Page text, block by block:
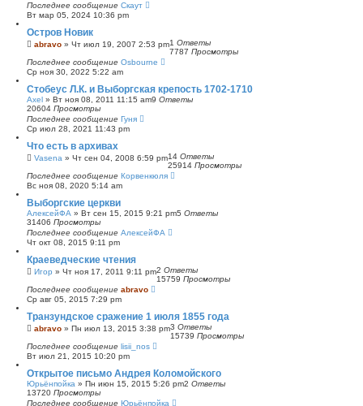
Последнее сообщение Скаут
Вт мар 05, 2024 10:36 pm
Остров Новик
abravo » Чт июл 19, 2007 2:53 pm1 Ответы
7787 Просмотры
Последнее сообщение Osbourne
Ср ноя 30, 2022 5:22 am
Стобеус Л.К. и Выборгская крепость 1702-1710
Axel » Вт ноя 08, 2011 11:15 am9 Ответы
20604 Просмотры
Последнее сообщение Гуня
Ср июл 28, 2021 11:43 pm
Что есть в архивах
Vasena » Чт сен 04, 2008 6:59 pm14 Ответы
25914 Просмотры
Последнее сообщение Корвенкюля
Вс ноя 08, 2020 5:14 am
Выборгские церкви
АлексейФА » Вт сен 15, 2015 9:21 pm5 Ответы
31406 Просмотры
Последнее сообщение АлексейФА
Чт окт 08, 2015 9:11 pm
Краеведческие чтения
Игор » Чт ноя 17, 2011 9:11 pm2 Ответы
15759 Просмотры
Последнее сообщение abravo
Ср авг 05, 2015 7:29 pm
Транзундское сражение 1 июля 1855 года
abravo » Пн июл 13, 2015 3:38 pm3 Ответы
15739 Просмотры
Последнее сообщение lisii_nos
Вт июл 21, 2015 10:20 pm
Открытое письмо Андрея Коломойского
Юрьёнпойка » Пн июн 15, 2015 5:26 pm2 Ответы
13720 Просмотры
Последнее сообщение Юрьёнпойка